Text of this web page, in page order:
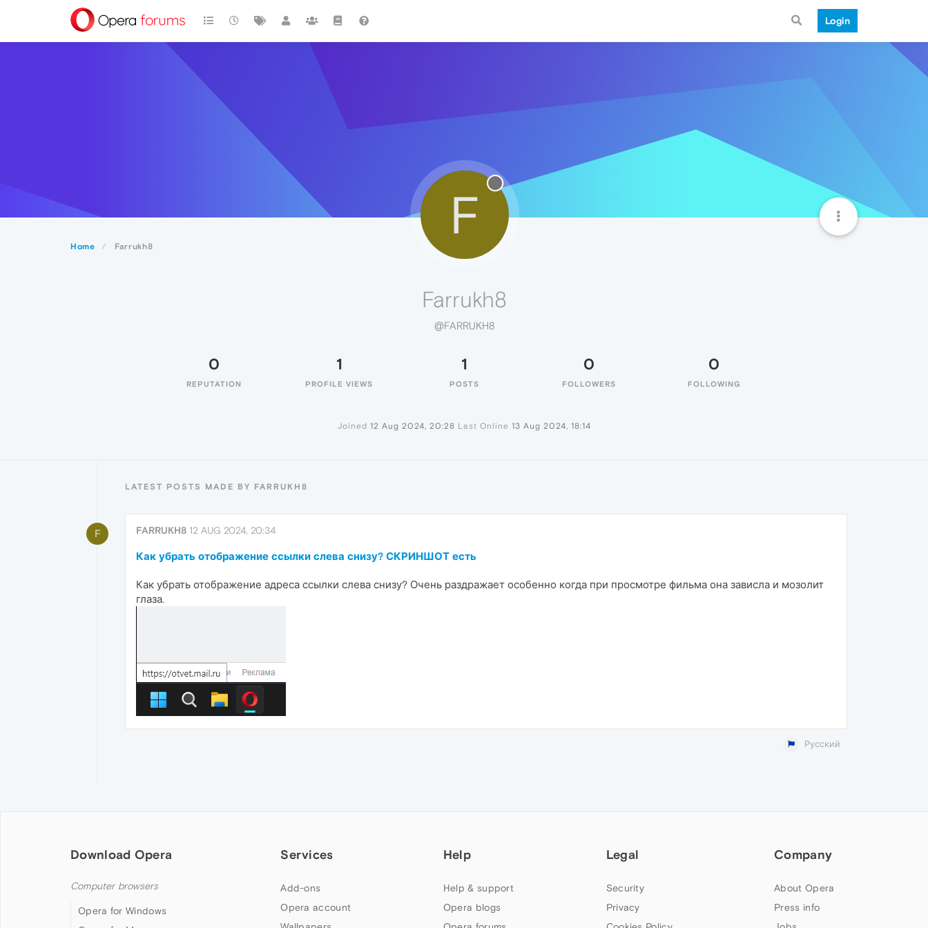
Login
Home Farrukh8
F
Farrukh8
@FARRUKH8
0
REPUTATION
1
PROFILE VIEWS
1
POSTS
0
FOLLOWERS
0
FOLLOWING
Joined 12 Aug 2024, 20:28 Last Online 13 Aug 2024, 18:14
LATEST POSTS MADE BY FARRUKH8
F FARRUKH8 12 AUG 2024, 20:34
Как убрать отображение ссылки слева снизу? СКРИНШОТ есть
Как убрать отображение адреса ссылки слева снизу? Очень раздражает особенно когда при просмотре фильма она зависла и мозолит
глаза.
Русский
Download Opera
Computer browsers
Opera for Windows
Services
Add-ons
Opera account
Help
Help & support
Opera blogs
Legal
Security
Privacy
Company
About Opera
Press info